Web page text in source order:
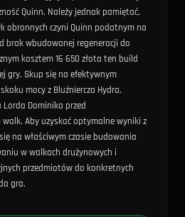
Quinn. Należy jednak pamiętać,
obronnych czyni Quinn podatnym na
brak wbudowanej regeneracji do
kosztem 16 650 złota ten build
gry. Skup się na efektywnym
mocy z Bluźniercza Hydra,
Dominika przed
Aby uzyskać optymalne wyniki z
na właściwym czasie budowania
w walkach drużynowych i
przedmiotów do konkretnych
gra.